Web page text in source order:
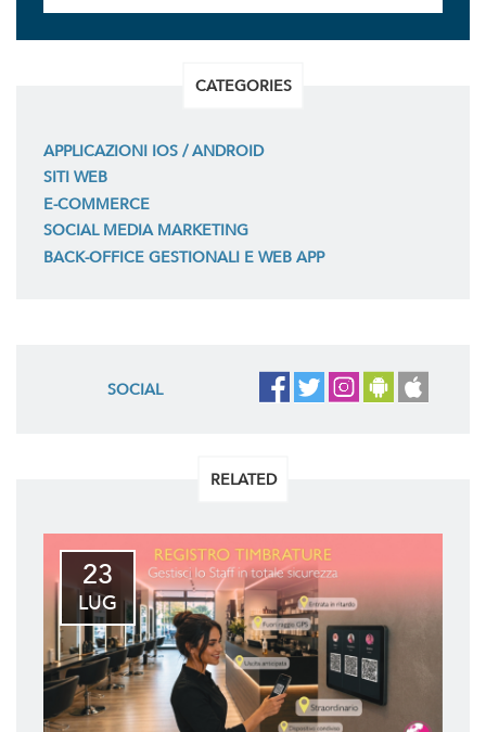
CATEGORIES
APPLICAZIONI IOS / ANDROID
SITI WEB
E-COMMERCE
SOCIAL MEDIA MARKETING
BACK-OFFICE GESTIONALI E WEB APP
SOCIAL
RELATED
23
LUG